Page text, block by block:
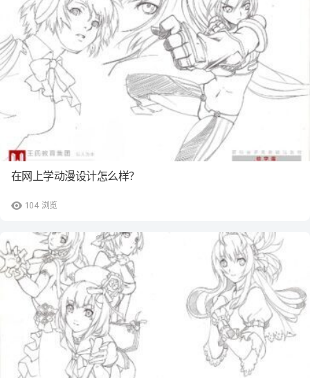
104 浏览
在网上学动漫设计怎么样？